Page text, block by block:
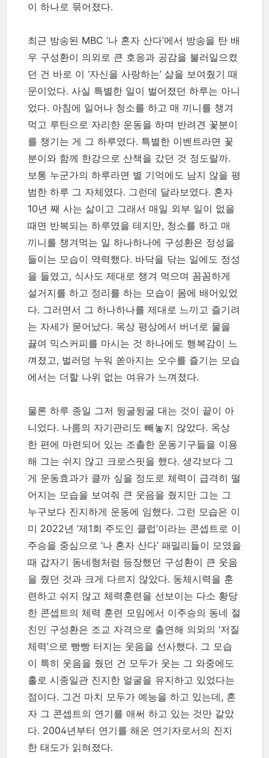
이 하나로 묶어졌다.
최근 방송된 MBC ‘나 혼자 산다’에서 방송을 탄 배
우 구성환이 의외로 큰 호응과 공감을 불러일으켰
던 건 바로 이 ‘자신을 사랑하는’ 삶을 보여줬기 때
문이었다. 사실 특별한 일이 벌어졌던 하루는 아니
었다. 아침에 일어나 청소를 하고 매 끼니를 챙겨
먹고 루틴으로 자리한 운동을 하며 반려견 꽃분이
를 챙기는 게 그 하루였다. 특별한 이벤트라면 꽃
분이와 함께 한강으로 산책을 갔던 것 정도랄까.
보통 누군가의 하루라면 별 기억에도 남지 않을 평
범한 하루 그 자체였다. 그런데 달라보였다. 혼자
10년 째 사는 삶이고 그래서 매일 외부 일이 없을
때면 반복되는 하루였을 테지만, 청소를 하고 매
끼니를 챙겨먹는 일 하나하나에 구성환은 정성을
들이는 모습이 역력했다. 바닥을 닦는 일에도 정성
을 들였고, 식사도 제대로 챙겨 먹으며 꼼꼼하게
설거지를 하고 정리를 하는 모습이 몸에 배어있었
다. 그러면서 그 하나하나를 제대로 느끼고 즐기려
는 자세가 묻어났다. 옥상 평상에서 버너로 물을
끓여 믹스커피를 마시는 것 하나에도 행복감이 느
껴졌고, 벌러덩 누워 쏟아지는 오수를 즐기는 모습
에서는 더할 나위 없는 여유가 느껴졌다.
물론 하루 종일 그저 뒹굴뒹굴 대는 것이 끝이 아
니었다. 나름의 자기관리도 빼놓지 않았다. 옥상
한 편에 마련되어 있는 조촐한 운동기구들을 이용
해 그는 쉬지 않고 크로스핏을 했다. 생각보다 그
게 운동효과가 클까 싶을 정도로 체력이 급격히 떨
어지는 모습을 보여줘 큰 웃음을 줬지만 그는 그
누구보다 진지하게 운동에 임했다. 그런 모습은 이
미 2022년 ‘제1회 주도인 클럽’이라는 콘셉트로 이
주승을 중심으로 ‘나 혼자 산다’ 패밀리들이 모였을
때 갑자기 동네형처럼 등장했던 구성환이 큰 웃음
을 줬던 것과 크게 다르지 않았다. 동체시력을 훈
련하고 쉬지 않고 체력훈련을 선보이는 다소 황당
한 콘셉트의 체력 훈련 모임에서 이주승의 동네 절
친인 구성환은 조교 자격으로 출연해 의외의 ‘저질
체력’으로 빵빵 터지는 웃음을 선사했다. 그 모습
이 특히 웃음을 줬던 건 모두가 웃는 그 와중에도
홀로 시종일관 진지한 얼굴을 유지하고 있었다는
점이다. 그건 마치 모두가 예능을 하고 있는데, 혼
자 그 콘셉트의 연기를 애써 하고 있는 것만 같았
다. 2004년부터 연기를 해온 연기자로서의 진지
한 태도가 읽혀졌다.